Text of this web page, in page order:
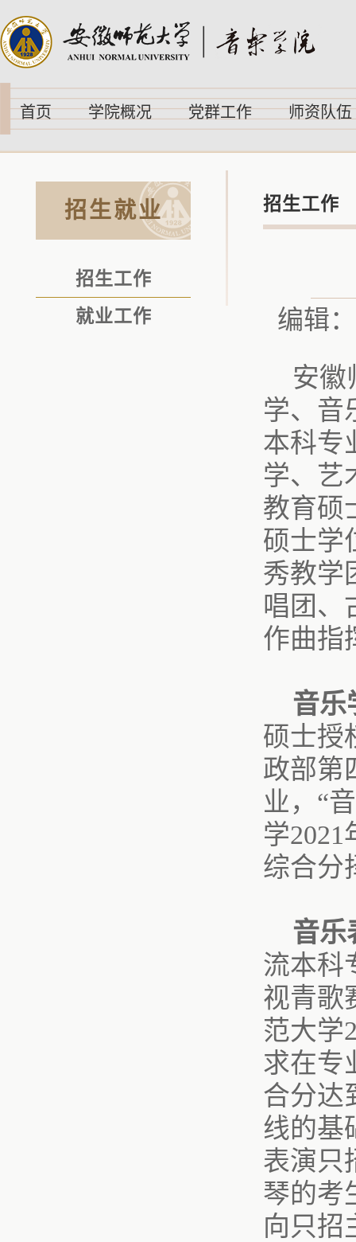
首页 学院概况 党群工作 师资队伍
招生就业
招生工作
就业工作
招生工作
编辑
安徽
学、音
本科专
学、艺
教育硕
硕士学
秀教学
唱团、
作曲指
音乐
硕士授
政部第
业，“
学
综合分
音乐
流本科
视青歌
范大学
求在专
合分达
线的基
表演只
琴的考
向只招